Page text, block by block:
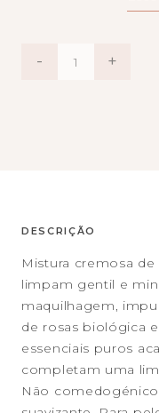
- +
DESCRIÇÃO
Mistura cremosa
limpam gentil e
maquilhagem,
de rosas biológica
essenciais puros
completam uma
Não